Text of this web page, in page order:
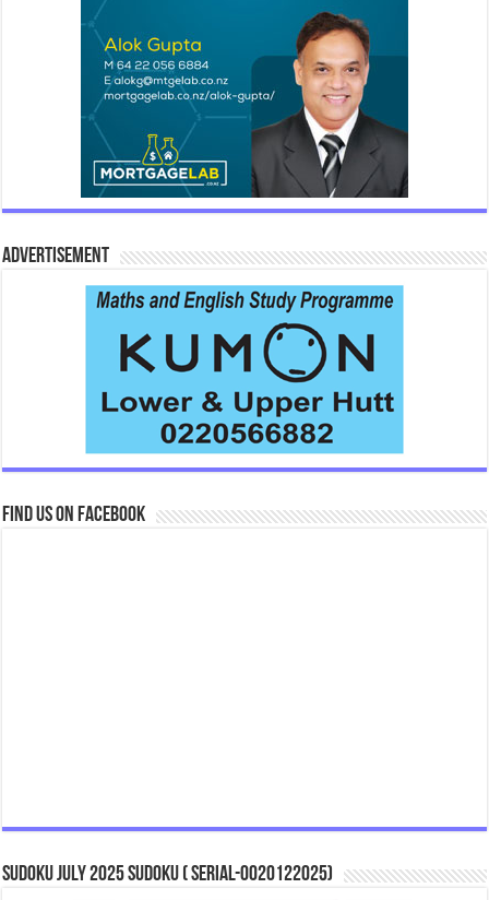
Advertisement
Find us on Facebook
Sudoku July 2025 Sudoku ( Serial-0020122025)